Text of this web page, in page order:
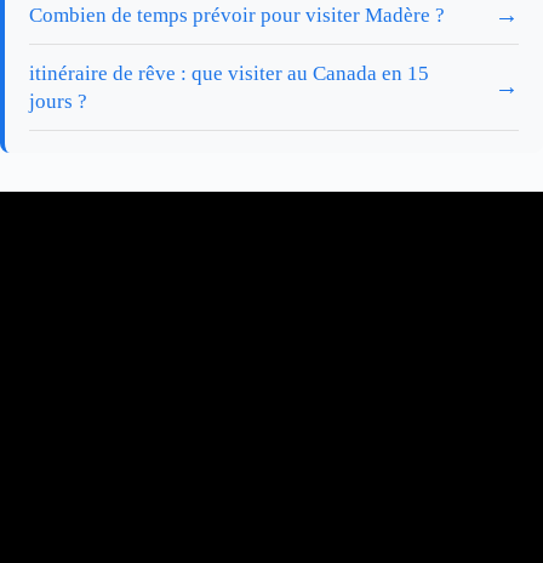
Combien de temps prévoir pour visiter Madère ? →
itinéraire de rêve : que visiter au Canada en 15
jours ?
→